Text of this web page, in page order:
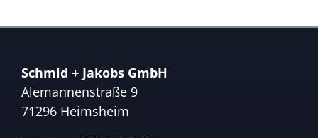
Schmid + Jakobs GmbH
Alemannenstraße 9
71296 Heimsheim